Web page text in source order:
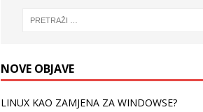
NOVE OBJAVE
LINUX KAO ZAMJENA ZA WINDOWSE?